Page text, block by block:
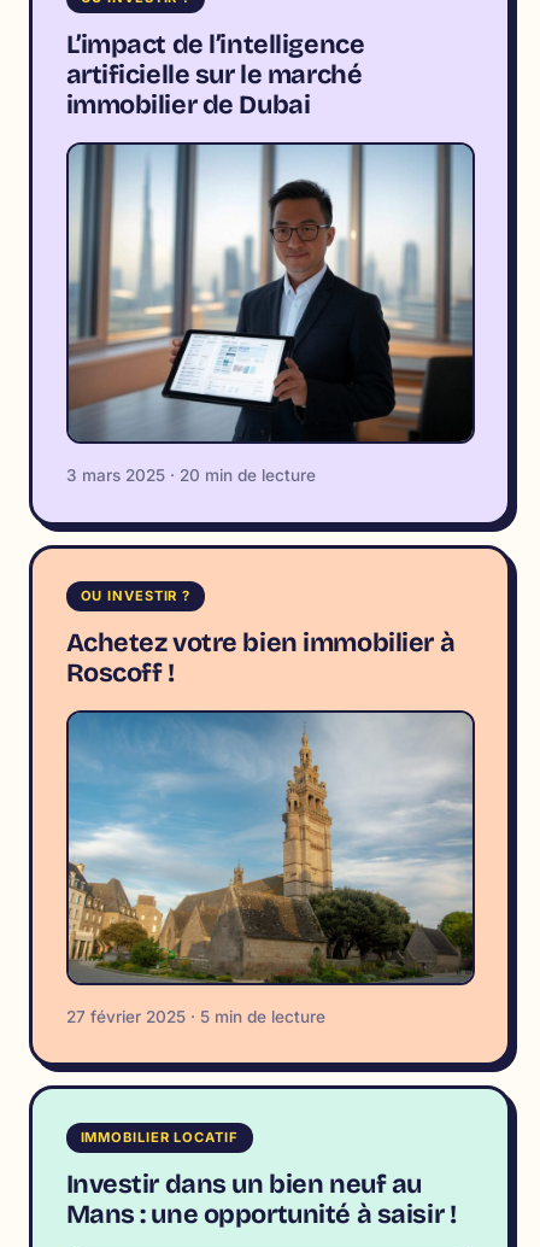
L’impact de l’intelligence
artificielle sur le marché
immobilier de Dubai
3 mars 2025 · 20 min de lecture
OU INVESTIR ?
Achetez votre bien immobilier à
Roscoff !
27 février 2025 · 5 min de lecture
IMMOBILIER LOCATIF
Investir dans un bien neuf au
Mans : une opportunité à saisir !